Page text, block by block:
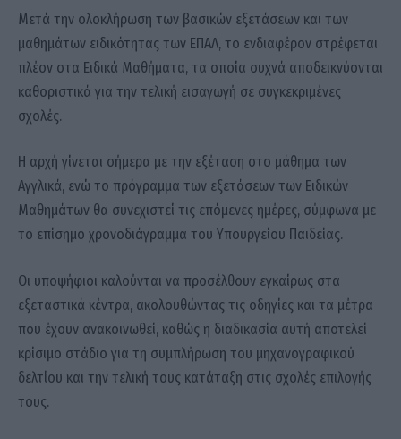
Μετά την ολοκλήρωση των βασικών εξετάσεων και των
μαθημάτων ειδικότητας των ΕΠΑΛ, το ενδιαφέρον στρέφεται
πλέον στα Ειδικά Μαθήματα, τα οποία συχνά αποδεικνύονται
καθοριστικά για την τελική εισαγωγή σε συγκεκριμένες
σχολές.
Η αρχή γίνεται σήμερα με την εξέταση στο μάθημα των
Αγγλικά, ενώ το πρόγραμμα των εξετάσεων των Ειδικών
Μαθημάτων θα συνεχιστεί τις επόμενες ημέρες, σύμφωνα με
το επίσημο χρονοδιάγραμμα του Υπουργείου Παιδείας.
Οι υποψήφιοι καλούνται να προσέλθουν εγκαίρως στα
εξεταστικά κέντρα, ακολουθώντας τις οδηγίες και τα μέτρα
που έχουν ανακοινωθεί, καθώς η διαδικασία αυτή αποτελεί
κρίσιμο στάδιο για τη συμπλήρωση του μηχανογραφικού
δελτίου και την τελική τους κατάταξη στις σχολές επιλογής
τους.